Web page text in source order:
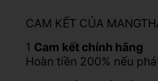
CAM KẾT CỦA
1 Cam kết chính hãng
Hoàn tiền 200% nếu